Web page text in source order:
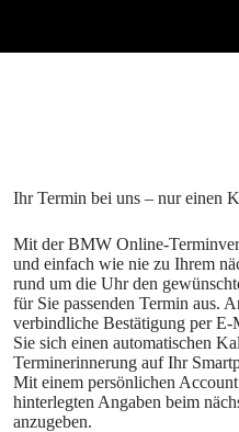
Mit der BMW Online-
und einfach wie nie zu Ihrem
rund um die Uhr den
für Sie passenden Termin aus.
verbindliche Bestätigung per
Sie sich einen automatischen
Terminerinnerung auf Ihr
Mit einem persönlichen
hinterlegten Angaben beim
anzugeben.